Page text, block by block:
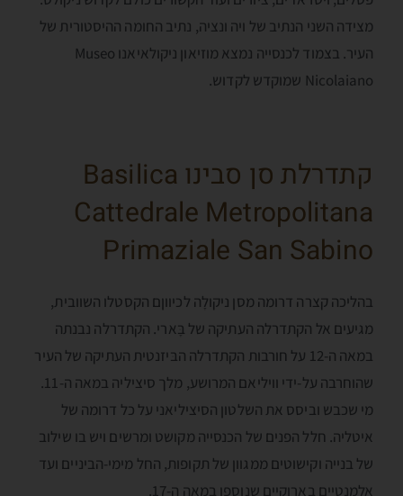
מצידה השני הנתיב של ויה ונציה, נתיב החומה ההיסטורית של
העיר. בצמוד לכנסייה נמצא מוזיאון ניקולאיאנו Museo
Nicolaiano שמוקדש לקדוש.
קתדרלת סן סבינו Basilica
Cattedrale Metropolitana
Primaziale San Sabino
בהליכה קצרה דרומה מסן ניקולָה לכיווןם הקסטלו השוובית,
מגיעים אל הקתדרלה העתיקה של בָּארי. הקתדרלה נבנתה
במאה ה-12 על חורבות הקתדרלה הבּיזנטית העתיקה של העיר
שהוחרבה על-ידי וויליאם המרושע, מלך סיציליה במאה ה-11.
מי שכבש וביסס את השלטון הסיציליאני על כל דרומה של
איטליה. חלל הפנים של הכנסייה מקושט ומרשים ויש בו שילוב
של בנייה וקישוטים ממגוון של תקופות, החל מימי-הביניים ועד
אלמנטיים בארוקיים שנוספו במאה ה-17.